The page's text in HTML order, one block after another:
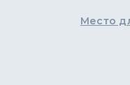
Место